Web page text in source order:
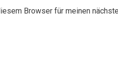
Browser für meinen